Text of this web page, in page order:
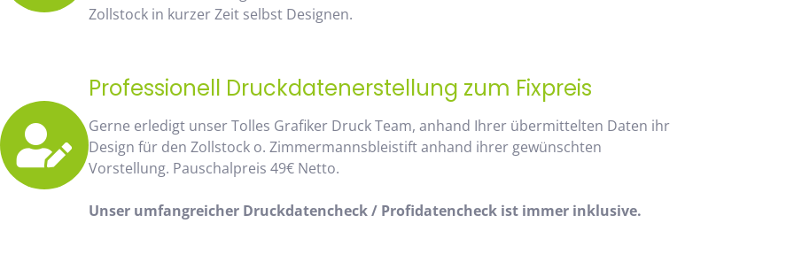
Zollstock in kurzer Zeit selbst Designen.
Professionell Druckdatenerstellung zum Fixpreis
Gerne erledigt unser Tolles Grafiker Druck Team, anhand Ihrer übermittelten Daten ihr
Design für den Zollstock o. Zimmermannsbleistift anhand ihrer gewünschten
Vorstellung. Pauschalpreis 49€ Netto.
Unser umfangreicher Druckdatencheck / Profidatencheck ist immer inklusive.